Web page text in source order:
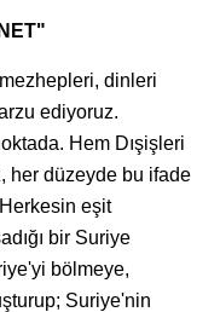
dinleri
ediyoruz.
Hem Dışişleri
her düzeyde bu ifade
eşit
bir Suriye
bölmeye,
Suriye'nin